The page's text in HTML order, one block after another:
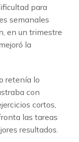
para
semanales
en un trimestre
la
retenía lo
con
cortos,
las tareas
resultados.